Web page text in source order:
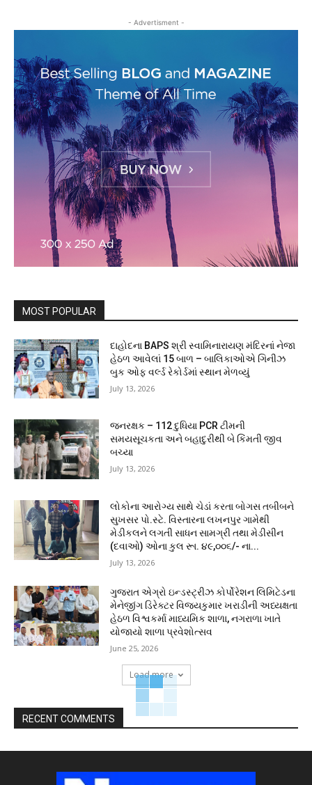
- Advertisment -
MOST POPULAR
દાહોદના BAPS શ્રી સ્વામિનારાયણ મંદિરનાં નેજા
હેઠળ આવેલાં 15 બાળ – બાલિકાઓએ ગિનીઝ
બુક ઓફ વર્લ્ડ રેકોર્ડમાં સ્થાન મેળવ્યું
July 13, 2026
જનરક્ષક – 112 દુધિયા PCR ટીમની
સમયસૂચકતા અને બહાદુરીથી બે કિંમતી જીવ
બચ્યા
July 13, 2026
લોકોના આરોગ્ય સાથે ચેડાં કરતા બોગસ તબીબને
સુખસર પો.સ્ટે. વિસ્તારના લખનપુર ગામેથી
મેડીકલને લગતી સાધન સામગ્રી તથા મેડીસીન
(દવાઓ) ઓના કુલ રૂા. ૪૯,૦૦૬/- ના...
July 13, 2026
ગુજરાત એગ્રો ઇન્ડસ્ટ્રીઝ કોર્પોરેશન લિમિટેડના
મેનેજીંગ ડિરેક્ટર વિજયકુમાર ખરાડીની અધ્યક્ષતા
હેઠળ વિશ્વકર્મા માધ્યમિક શાળા, નગરાળા ખાતે
યોજાયો શાળા પ્રવેશોત્સવ
June 25, 2026
Load more
RECENT COMMENTS